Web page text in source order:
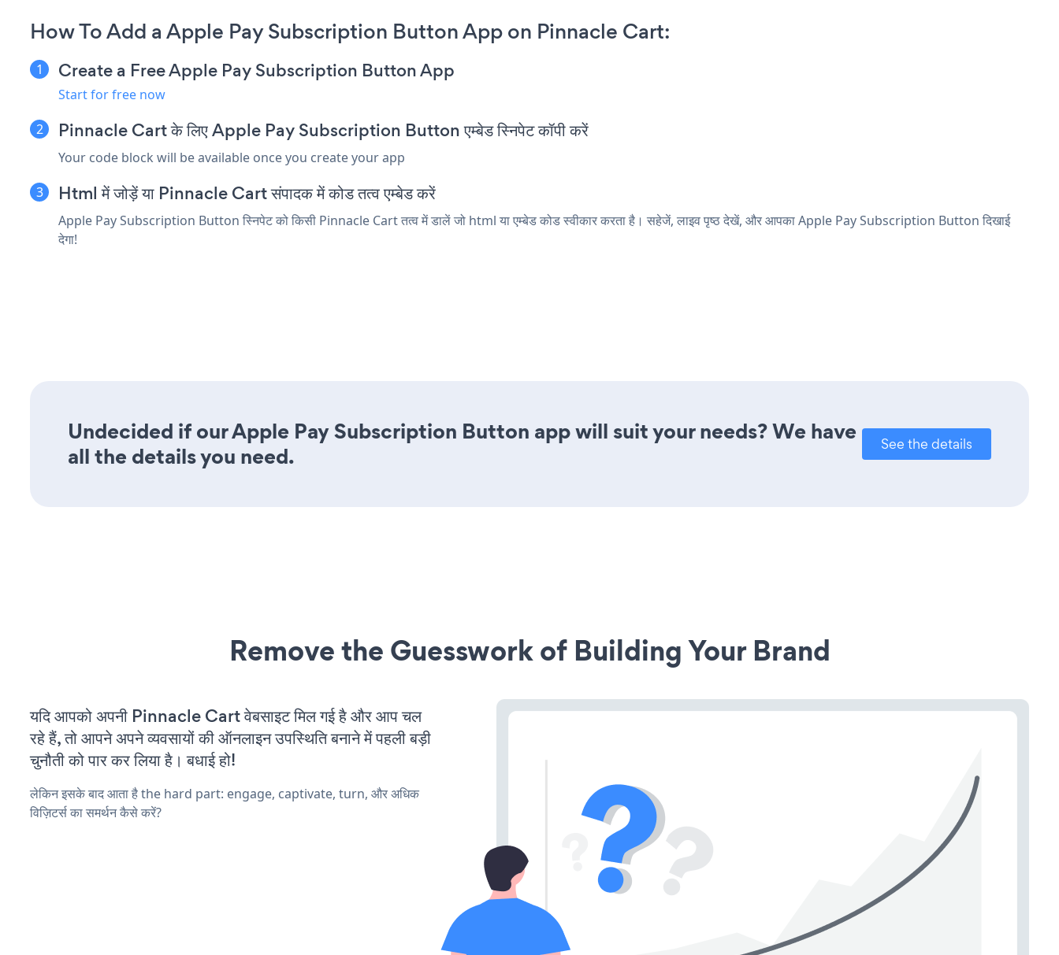
How To Add a Apple Pay Subscription Button App on Pinnacle Cart:
Create a Free Apple Pay Subscription Button App
Start for free now
Pinnacle Cart के लिए Apple Pay Subscription Button एम्बेड स्निपेट कॉपी करें
Your code block will be available once you create your app
Html में जोड़ें या Pinnacle Cart संपादक में कोड तत्व एम्बेड करें
Apple Pay Subscription Button स्निपेट को किसी Pinnacle Cart तत्व में डालें जो html या एम्बेड कोड स्वीकार करता है। सहेजें, लाइव पृष्ठ देखें, और आपका Apple Pay Subscription Button दिखाई
देगा!
Undecided if our Apple Pay Subscription Button app will suit your needs? We have
all the details you need.
See the details
Remove the Guesswork of Building Your Brand
यदि आपको अपनी Pinnacle Cart वेबसाइट मिल गई है और आप चल
रहे हैं, तो आपने अपने व्यवसायों की ऑनलाइन उपस्थिति बनाने में पहली बड़ी
चुनौती को पार कर लिया है। बधाई हो!
लेकिन इसके बाद आता है the hard part: engage, captivate, turn, और अधिक
विज़िटर्स का समर्थन कैसे करें?